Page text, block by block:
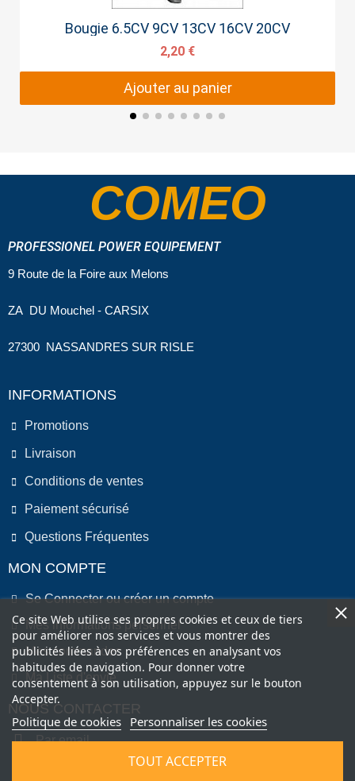
Aperçu rapide
Bougie 6.5CV 9CV 13CV 16CV 20CV
2,20 €
Ajouter au panier
COMEO
PROFESSIONEL POWER EQUIPEMENT
9 Route de la Foire aux Melons
ZA DU Mouchel - CARSIX
27300 NASSANDRES SUR RISLE
INFORMATIONS
Promotions
Livraison
Conditions de ventes
Paiement sécurisé
Questions Fréquentes
MON COMPTE
Se Connecter ou créer un compte
Mes informations personnel
Mes commandes
Ma Liste d'envie
NOUS CONTACTER
Par email
Ce site Web utilise ses propres cookies et ceux de tiers
pour améliorer nos services et vous montrer des
publicités liées à vos préférences en analysant vos
habitudes de navigation. Pour donner votre
consentement à son utilisation, appuyez sur le bouton
Accepter.
Politique de cookies Personnaliser les cookies
TOUT ACCEPTER